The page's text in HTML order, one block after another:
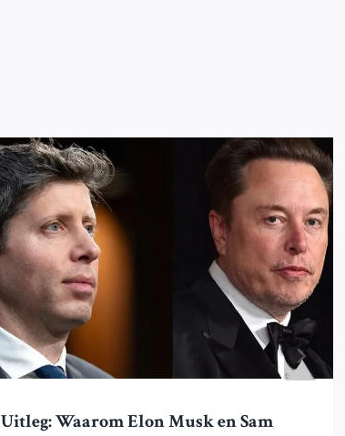
Uitleg: Waarom Elon Musk en Sam